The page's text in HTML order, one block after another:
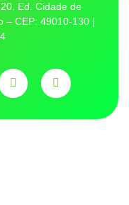
Ed. Cidade de
– CEP: 49010-130 |